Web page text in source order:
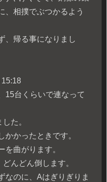
、相撲でぶつかるよう
、帰る事になりまし
15台くらいで連なって
た。
かかったときです。
を曲がります。
んどん倒します。
なのに、Aはぎりぎりま